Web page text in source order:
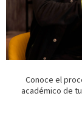
Conoce el
académico de